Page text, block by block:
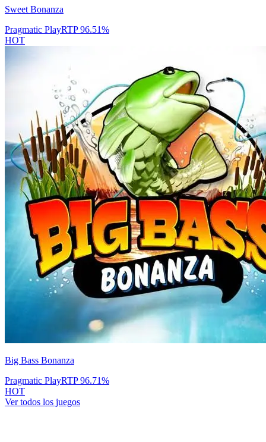
Sweet Bonanza
Pragmatic PlayRTP96.51%
HOT
Big Bass Bonanza
Pragmatic PlayRTP96.71%
HOT
Ver todos los juegos